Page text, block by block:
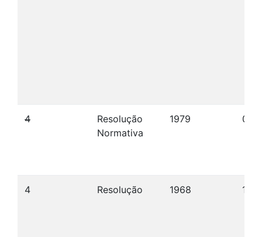
4
Resolução
Normativa
1979 07/
4 Resolução 1968 19/